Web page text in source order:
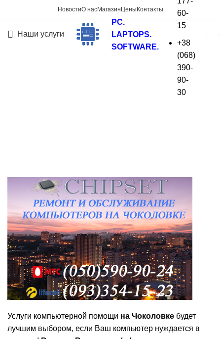
НовостиО насМагазин Цены Контакты
Наши услуги
PC.
LAPTOPS.
SOFTWARE.
60-
15
+38
(068)
390-
90-
30
Ремонт компьютеров и
ноутбуков Чоколовка,
Услуги компьютерной помощи на Чоколовке будет
лучшим выбором, если Ваш компьютер нуждается в